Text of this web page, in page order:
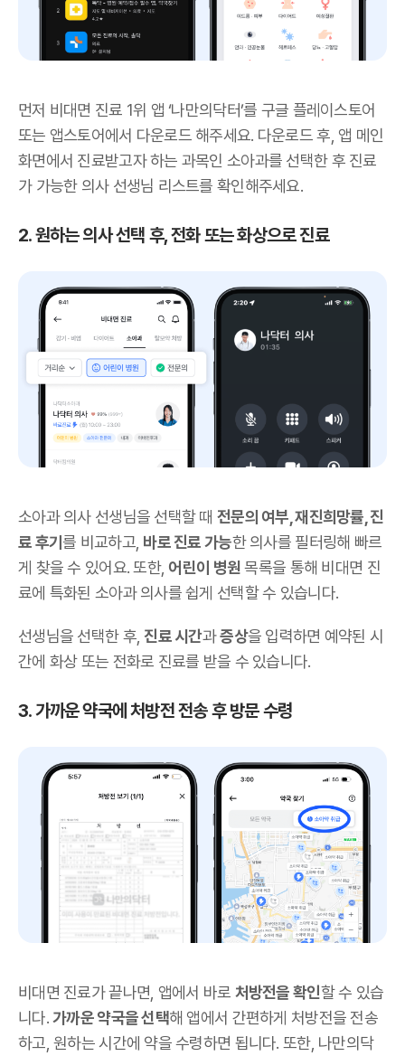
먼저 비대면 진료 1위 앱 ‘나만의닥터’를 구글 플레이스토어
또는 앱스토어에서 다운로드 해주세요. 다운로드 후, 앱 메인
화면에서 진료받고자 하는 과목인 소아과를 선택한 후 진료
가 가능한 의사 선생님 리스트를 확인해주세요.
2. 원하는 의사 선택 후, 전화 또는 화상으로 진료
소아과 의사 선생님을 선택할 때전문의 여부, 재진희망률, 진
료 후기를 비교하고, 바로 진료 가능한 의사를 필터링해 빠르
게 찾을 수 있어요. 또한, 어린이 병원목록을 통해 비대면 진
료에 특화된 소아과 의사를 쉽게 선택할 수 있습니다.
선생님을 선택한 후, 진료 시간과증상을 입력하면 예약된 시
간에 화상 또는 전화로 진료를 받을 수 있습니다.
3. 가까운 약국에 처방전 전송 후 방문 수령
비대면 진료가 끝나면, 앱에서 바로 처방전을 확인할 수 있습
니다.가까운 약국을 선택해 앱에서 간편하게 처방전을 전송
하고, 원하는 시간에 약을 수령하면 됩니다. 또한, 나만의닥